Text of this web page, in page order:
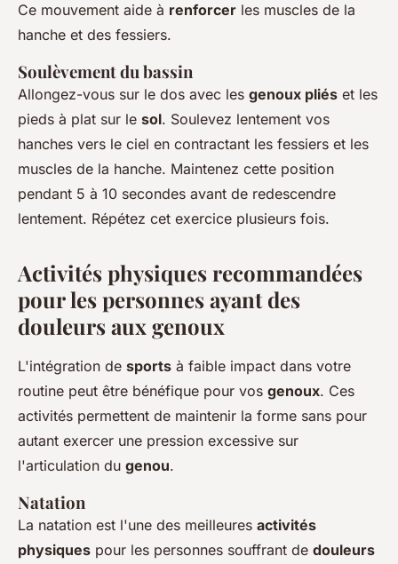
Ce mouvement aide à renforcer les muscles de la
hanche et des fessiers.
Soulèvement du bassin
Allongez-vous sur le dos avec les genoux pliés et les
pieds à plat sur le sol. Soulevez lentement vos
hanches vers le ciel en contractant les fessiers et les
muscles de la hanche. Maintenez cette position
pendant 5 à 10 secondes avant de redescendre
lentement. Répétez cet exercice plusieurs fois.
Activités physiques recommandées
pour les personnes ayant des
douleurs aux genoux
L'intégration de sports à faible impact dans votre
routine peut être bénéfique pour vos genoux. Ces
activités permettent de maintenir la forme sans pour
autant exercer une pression excessive sur
l'articulation du genou.
Natation
La natation est l'une des meilleures activités
physiques pour les personnes souffrant de douleurs